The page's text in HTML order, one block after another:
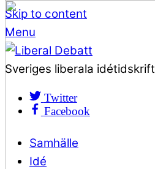
Skip to content
Menu
Sveriges liberala idétidskrift
Twitter
Facebook
Samhälle
Idé